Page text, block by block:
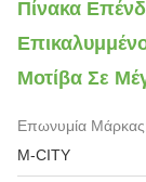
Πίνακα
Μοτίβα Σε
Επωνυμία
M-CITY